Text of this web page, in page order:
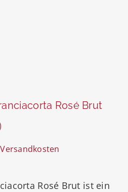
Rosé Brut
Versandkosten
Rosé Brut ist ein